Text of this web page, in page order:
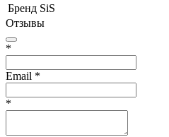
Бренд SiS
Отзывы
*
Email *
*